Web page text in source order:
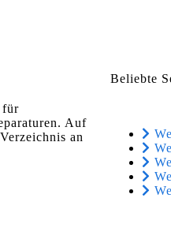
für
Auf
an
Beliebte